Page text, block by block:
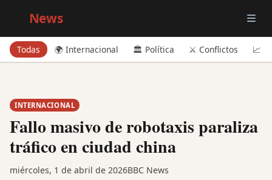
News
Todas 🌍 Internacional 🏛️ Política ⚔️ Conflictos 📈
INTERNACIONAL
Fallo masivo de robotaxis paraliza
tráfico en ciudad china
miércoles, 1 de abril de 2026BBC News